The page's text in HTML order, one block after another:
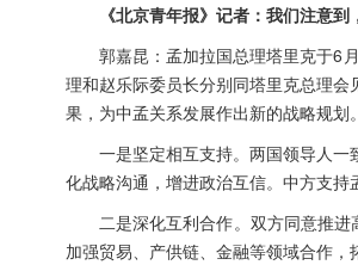
《北京青年报》记者：我们注意
郭嘉昆：孟加拉国总理塔里克于6
理和赵乐际委员长分别同塔里克总理
果，为中孟关系发展作出新的战略规划
一是坚定相互支持。两国领导人
化战略沟通，增进政治互信。中方支
二是深化互利合作。双方同意推
加强贸易、产供链、金融等领域合作